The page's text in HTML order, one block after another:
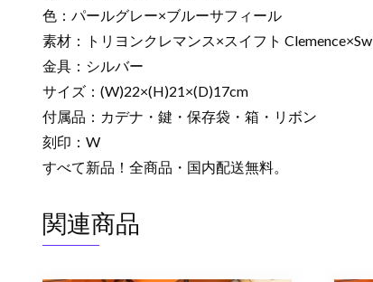
色：パールグレー×ブルーサフィール
素材：トリヨンクレマンス×スイフト
金具：シルバー
サイズ：(W)22×(H)21×(D)17cm
付属品：カデナ・鍵・保存袋・箱・リボン
刻印：W
すべて新品！全商品・国内配送無料。
関連商品